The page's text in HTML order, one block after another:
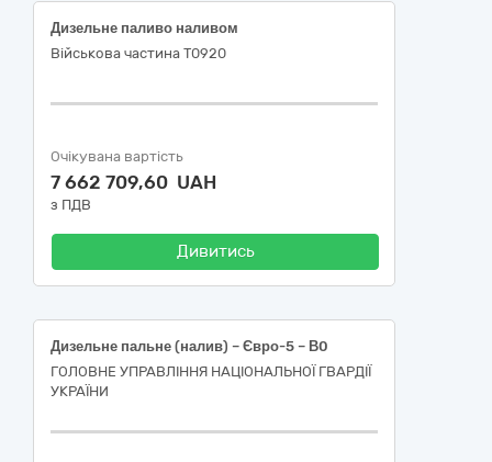
Дизельне паливо наливом
Військова частина Т0920
Очікувана вартість
7 662 709,60 UAH
з ПДВ
Дивитись
Дизельне пальне (налив) – Євро-5 – В0
ГОЛОВНЕ УПРАВЛІННЯ НАЦІОНАЛЬНОЇ ГВАРДІЇ
УКРАЇНИ